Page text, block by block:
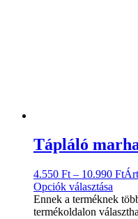
Tápláló
4.550 Ft – 10.990 Ft
Opciók választása
Ennek a terméknek
termékoldalon